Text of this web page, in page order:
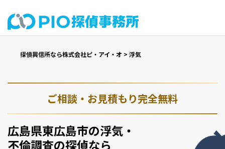
探偵興信所なら株式会社ピ・アイ・オ > 浮気
ご相談・お見積もり完全無料
広島県東広島市の浮気・
不倫調査の探偵なら